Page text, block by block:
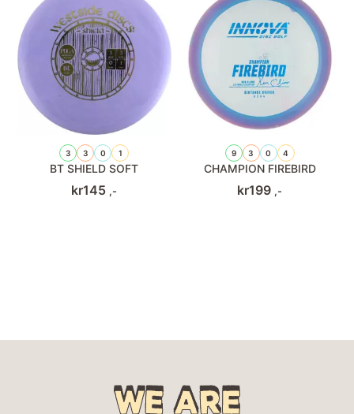
3 3 0 1
BT SHIELD SOFT
kr145 ,-
9 3 0 4
CHAMPION FIREBIRD
kr199 ,-